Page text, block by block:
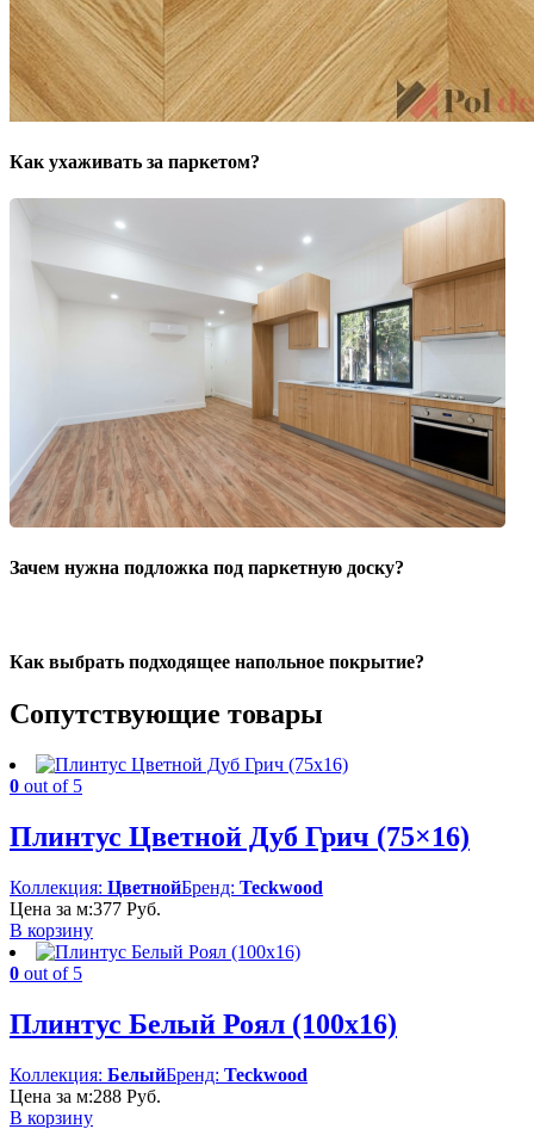
Как ухаживать за паркетом?
Зачем нужна подложка под паркетную доску?
Как выбрать подходящее напольное покрытие?
Сопутствующие товары
0 out of 5
Плинтус Цветной Дуб Грич (75×16)
Коллекция: ЦветнойБренд: Teckwood
Цена за м:377 Руб.
В корзину
0 out of 5
Плинтус Белый Роял (100х16)
Коллекция: БелыйБренд: Teckwood
Цена за м:288 Руб.
В корзину